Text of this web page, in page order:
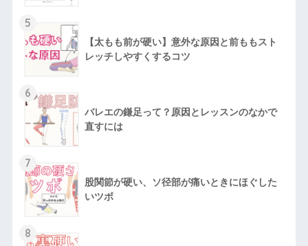
5
【太もも前が硬い】意外な原因と前ももスト
レッチしやすくするコツ
6
バレエの鎌足って？原因とレッスンのなかで
直すには
7
股関節が硬い、ソ径部が痛いときにほぐした
いツボ
8